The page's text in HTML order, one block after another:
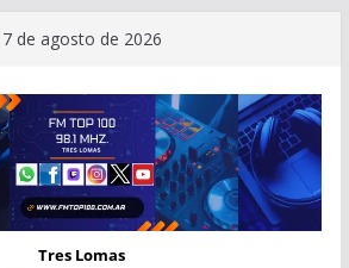
7 de agosto de 2026
Tres Lomas